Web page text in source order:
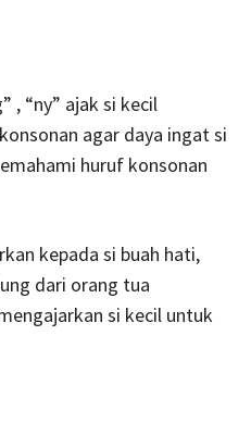
, “ny” ajak si kecil
agar daya ingat si
huruf konsonan
kepada si buah hati,
dari orang tua
si kecil untuk